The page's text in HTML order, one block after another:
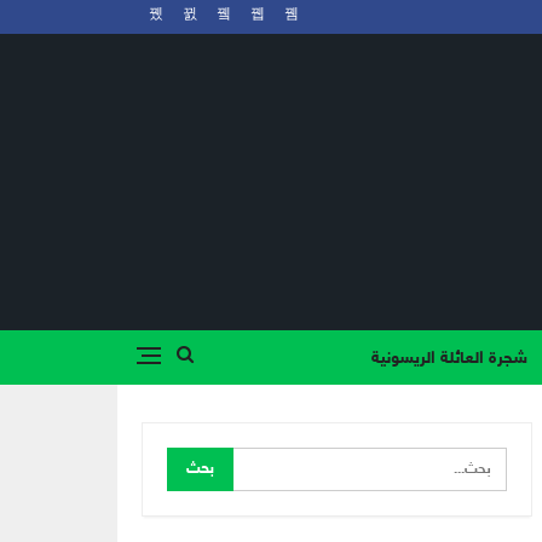
شجرة العائلة الريسونية